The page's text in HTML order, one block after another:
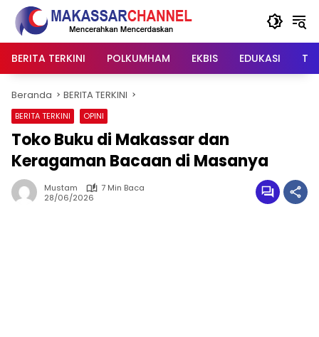
Langsung
konten
BERITA TERKINI
POLKUMHAM EKBIS EDUKASI
Beranda BERITA TERKINI
BERITA TERKINI OPINI
Toko Buku di Makassar dan
Keragaman Bacaan di Masanya
Mustam
7 Min Baca
28/06/2026